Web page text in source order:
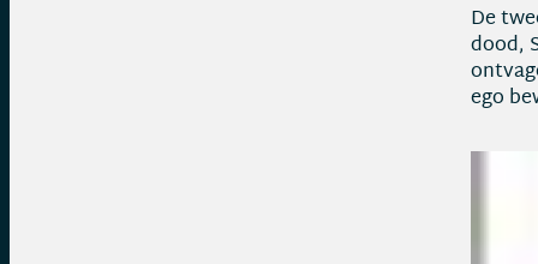
De
dood,
ego